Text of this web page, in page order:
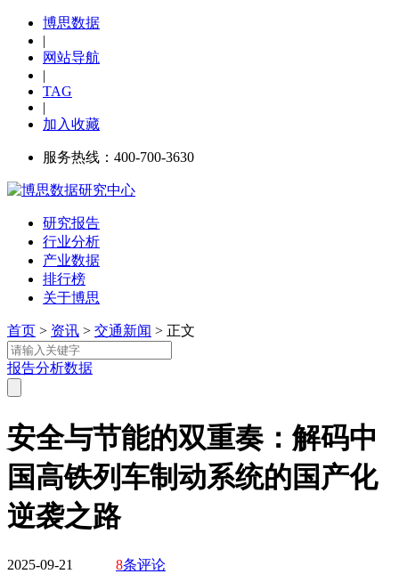
博思数据
|
网站导航
|
TAG
|
加入收藏
服务热线：400-700-3630
研究报告
行业分析
产业数据
排行榜
关于博思
首页 > 资讯 > 交通新闻 > 正文
报告分析数据
安全与节能的双重奏：解码中
国高铁列车制动系统的国产化
逆袭之路
2025-09-21 8条评论